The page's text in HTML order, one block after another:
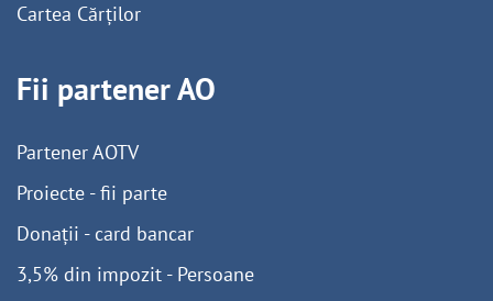
Cartea Cărților
Fii partener AO
Partener AOTV
Proiecte - fii parte
Donații - card bancar
3,5% din impozit - Persoane